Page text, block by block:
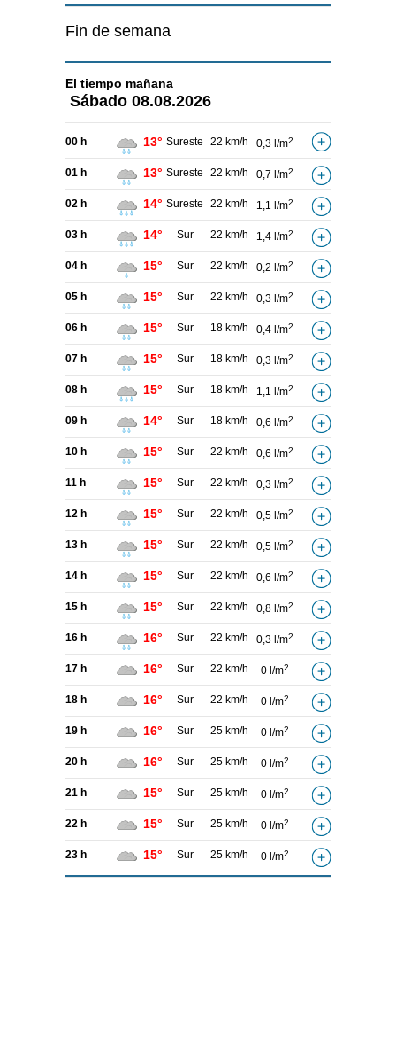
Fin de semana
El tiempo mañana
Sábado 08.08.2026
00 h 13° Sureste 22 km/h 0,3 l/m2
01 h 13° Sureste 22 km/h 0,7 l/m2
02 h 14° Sureste 22 km/h 1,1 l/m2
03 h 14° Sur 22 km/h 1,4 l/m2
04 h 15° Sur 22 km/h 0,2 l/m2
05 h 15° Sur 22 km/h 0,3 l/m2
06 h 15° Sur 18 km/h 0,4 l/m2
07 h 15° Sur 18 km/h 0,3 l/m2
08 h 15° Sur 18 km/h 1,1 l/m2
09 h 14° Sur 18 km/h 0,6 l/m2
10 h 15° Sur 22 km/h 0,6 l/m2
11 h 15° Sur 22 km/h 0,3 l/m2
12 h 15° Sur 22 km/h 0,5 l/m2
13 h 15° Sur 22 km/h 0,5 l/m2
14 h 15° Sur 22 km/h 0,6 l/m2
15 h 15° Sur 22 km/h 0,8 l/m2
16 h 16° Sur 22 km/h 0,3 l/m2
17 h 16° Sur 22 km/h 0 l/m2
18 h 16° Sur 22 km/h 0 l/m2
19 h 16° Sur 25 km/h 0 l/m2
20 h 16° Sur 25 km/h 0 l/m2
21 h 15° Sur 25 km/h 0 l/m2
22 h 15° Sur 25 km/h 0 l/m2
23 h 15° Sur 25 km/h 0 l/m2